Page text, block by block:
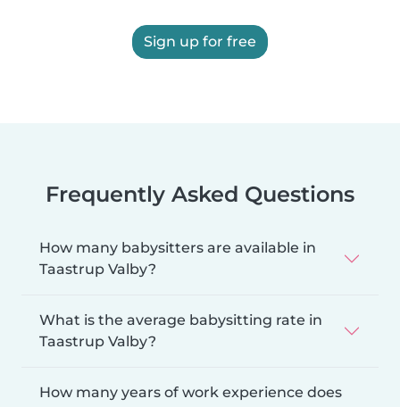
Sign up for free
Frequently Asked Questions
How many babysitters are available in
Taastrup Valby?
What is the average babysitting rate in
Taastrup Valby?
How many years of work experience does